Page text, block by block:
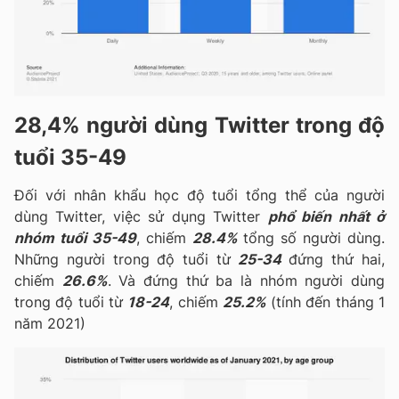
28,4% người dùng Twitter trong độ
tuổi 35-49
Đối với nhân khẩu học độ tuổi tổng thể của người
dùng Twitter, việc sử dụng Twitter phổ biến nhất ở
nhóm tuổi 35-49, chiếm 28.4%tổng số người dùng.
Những người trong độ tuổi từ25-34đứng thứ hai,
chiếm 26.6%. Và đứng thứ ba là nhóm người dùng
trong độ tuổi từ 18-24, chiếm 25.2%(tính đến tháng 1
năm 2021)